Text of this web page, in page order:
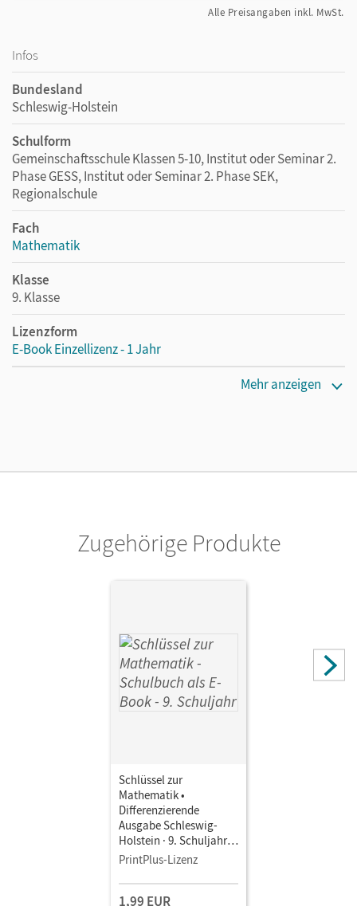
Alle Preisangaben inkl. MwSt.
Infos
Bundesland
Schleswig-Holstein
Schulform
Gemeinschaftsschule Klassen 5-10, Institut oder Seminar 2.
Phase GESS, Institut oder Seminar 2. Phase SEK,
Regionalschule
Fach
Mathematik
Klasse
9. Klasse
Lizenzform
E-Book Einzellizenz - 1 Jahr
Privatpersonen, die nur mit dem E-Book arbeiten.
Herausgeber/-in
Knospe, Ines; Koullen, Reinhold; Hecht, Wolfgang; Paffen,
Hans-Helmut; Reufsteck, Günther; Zillgens, Rainer; Sprehe,
Christine; Berkemeier, Helga; Kreuz, Jeannine; Nix, Frank;
Oster, Barbara; Ostrow, Doris; Schmitz, Wilhelm; Wimmers,
Ralf; Strohmayer, Herbert; Schenk, Gabriele; Schönthaler,
Mehr anzeigen
Zugehörige Produkte
Schlüssel zur
Mathematik •
Differenzierende
Ausgabe Schleswig-
Holstein · 9. Schuljahr •
Schulbuch als E-Book
PrintPlus-Lizenz
1,99 EUR